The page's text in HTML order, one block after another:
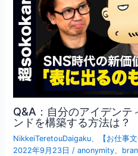
Q&A：自分のアイデンテ
ンドを構築する方法は？
NikkeiTeretouDaigaku、 【お仕事
2022年9月23日 /anonymity、